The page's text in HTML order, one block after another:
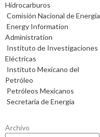
Hidrocarburos
Comisión Nacional de Energía
Energy Information
Administration
Instituto de Investigaciones
Eléctricas
Instituto Mexicano del
Petróleo
Petróleos Mexicanos
Secretaría de Energía
Archivo